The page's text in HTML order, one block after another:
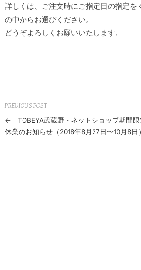
詳しくは、ご注文時にご指定日の指定
の中からお選びください。
どうぞよろしくお願いいたします。
PREVIOUS POST
←
TOBEYA武蔵野・ネットショップ期間限
休業のお知らせ（2018年8月27日〜10月8日）